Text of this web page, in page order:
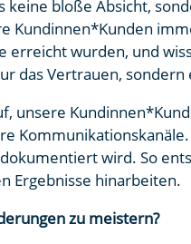
keine bloße Absicht,
Kundinnen*Kunden
erreicht wurden, und
das Vertrauen,
unsere
wird. So
Ergebnisse hinarbeiten.
zu meistern?